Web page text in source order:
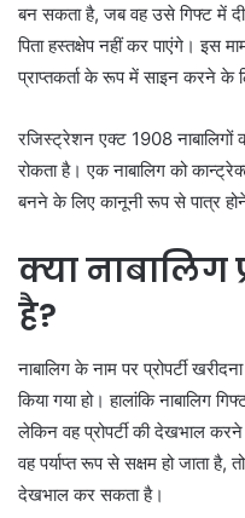
बन सकता है, जब वह उसे गिफ्ट में
पिता हस्तक्षेप नहीं कर पाएंगे। इस
प्राप्तकर्ता के रूप में साइन करने के
रजिस्ट्रेशन एक्ट 1908 नाबालिगों
रोकता है। एक नाबालिग को
बनने के लिए कानूनी रूप से पात्र
क्या नाबालिग
है?
नाबालिग के नाम पर प्रोपर्टी
किया गया हो। हालांकि नाबालिग
लेकिन वह प्रोपर्टी की देखभाल करने
वह पर्याप्त रूप से सक्षम हो जाता
देखभाल कर सकता है।